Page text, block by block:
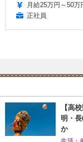
月給25万円～50万
正社員
【高
明・
か